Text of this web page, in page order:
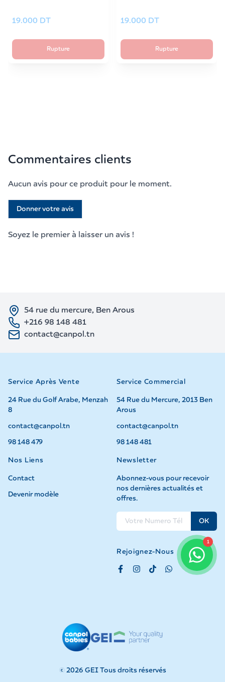
1
19.000 DT
Rupture
19.000 DT
Rupture
Commentaires clients
Aucun avis pour ce produit pour le moment.
Donner votre avis
Soyez le premier à laisser un avis !
54 rue du mercure, Ben Arous
+216 98 148 481
contact@canpol.tn
Service Après Vente
24 Rue du Golf Arabe, Menzah
8
contact@canpol.tn
98 148 479
Service Commercial
54 Rue du Mercure, 2013 Ben
Arous
contact@canpol.tn
98 148 481
Nos Liens
Contact
Devenir modèle
Newsletter
Abonnez-vous pour recevoir
nos dernières actualités et
offres.
OK
Rejoignez-Nous
© 2026 GEI Tous droits réservés